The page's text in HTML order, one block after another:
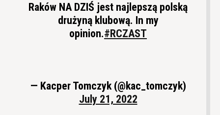
Raków NA DZIŚ jest najlepszą polską
drużyną klubową. In my
opinion.#RCZAST
— Kacper Tomczyk (@kac_tomczyk)
July 21, 2022